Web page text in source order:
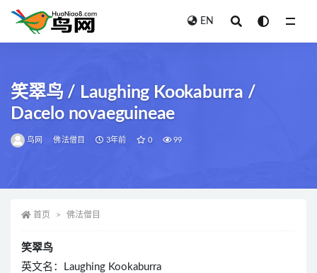
EN
笑翠鸟 / Laughing Kookaburra /
Dacelo novaeguineae
鸟网 佛法僧目 3年前 0 99
首页 佛法僧目
笑翠鸟
英文名：Laughing Kookaburra